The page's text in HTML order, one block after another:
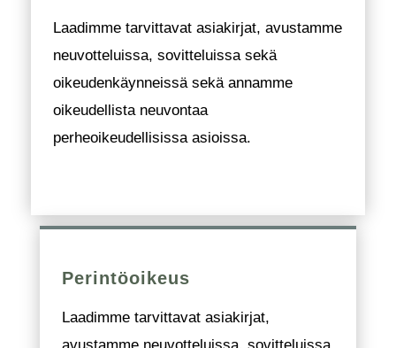
Laadimme tarvittavat asiakirjat, avustamme
neuvotteluissa, sovitteluissa sekä
oikeudenkäynneissä sekä annamme
oikeudellista neuvontaa
perheoikeudellisissa asioissa.
Perintöoikeus
Laadimme tarvittavat asiakirjat,